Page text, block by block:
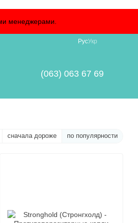
менеджерами.
РусУкр
(063) 063 67 69
сначала дороже по популярности